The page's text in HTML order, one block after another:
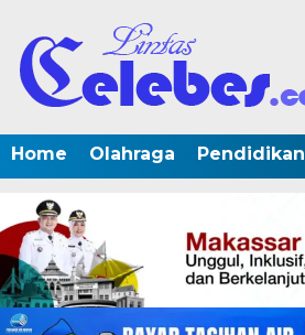
Home Olahraga Pendidikan